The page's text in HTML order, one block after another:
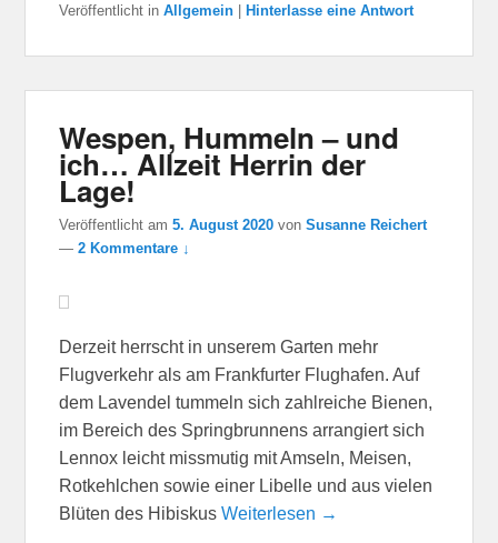
Veröffentlicht in Allgemein Hinterlasse eine Antwort
Wespen, Hummeln – und
ich… Allzeit Herrin der
Lage!
Veröffentlicht am5. August 2020 vonSusanne Reichert
—2 Kommentare ↓
Derzeit herrscht in unserem Garten mehr
Flugverkehr als am Frankfurter Flughafen. Auf
dem Lavendel tummeln sich zahlreiche Bienen,
im Bereich des Springbrunnens arrangiert sich
Lennox leicht missmutig mit Amseln, Meisen,
Rotkehlchen sowie einer Libelle und aus vielen
Blüten des HibiskusWeiterlesen →